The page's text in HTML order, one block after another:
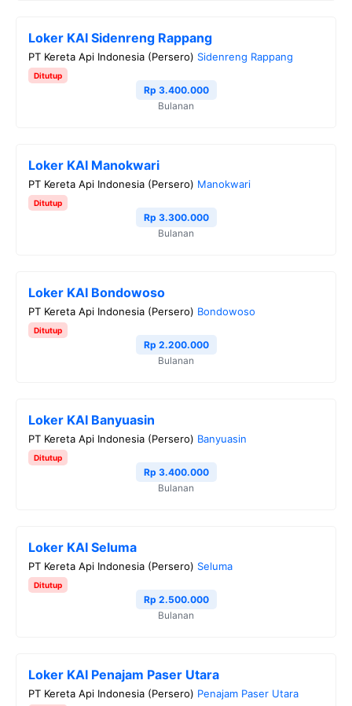
Loker KAI Sidenreng Rappang
PT Kereta Api Indonesia (Persero) Sidenreng Rappang
Ditutup
Rp 3.400.000
Bulanan
Loker KAI Manokwari
PT Kereta Api Indonesia (Persero) Manokwari
Ditutup
Rp 3.300.000
Bulanan
Loker KAI Bondowoso
PT Kereta Api Indonesia (Persero) Bondowoso
Ditutup
Rp 2.200.000
Bulanan
Loker KAI Banyuasin
PT Kereta Api Indonesia (Persero) Banyuasin
Ditutup
Rp 3.400.000
Bulanan
Loker KAI Seluma
PT Kereta Api Indonesia (Persero) Seluma
Ditutup
Rp 2.500.000
Bulanan
Loker KAI Penajam Paser Utara
PT Kereta Api Indonesia (Persero) Penajam Paser Utara